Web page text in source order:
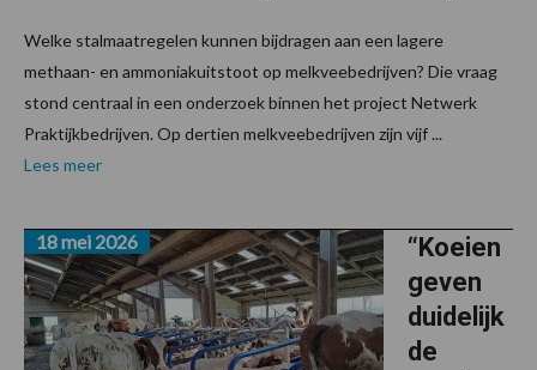
Welke stalmaatregelen kunnen bijdragen aan een lagere
methaan- en ammoniakuitstoot op melkveebedrijven? Die vraag
stond centraal in een onderzoek binnen het project Netwerk
Praktijkbedrijven. Op dertien melkveebedrijven zijn vijf ...
Lees meer
“Koeien
geven
duidelijk
de
18 mei 2026